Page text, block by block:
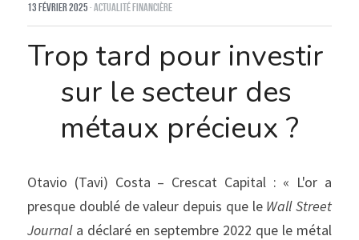
13 février 2025·Actualité financière
Trop tard pour investir
sur le secteur des
métaux précieux ?
Otavio (Tavi) Costa – Crescat Capital : « L'or a
presque doublé de valeur depuis que le Wall Street
Journal a déclaré en septembre 2022 que le métal